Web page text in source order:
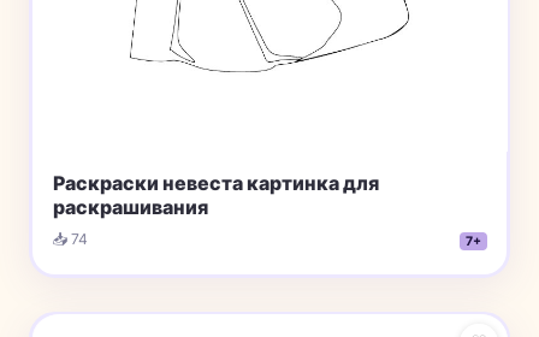
Раскраски невеста картинка для
раскрашивания
📥 74 7+